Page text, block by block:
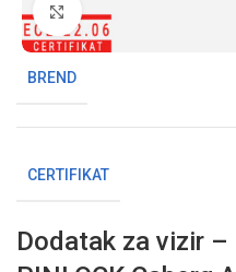
Klikni da uvećaš sliku
BREND
CERTIFIKAT
Dodatak za vizir